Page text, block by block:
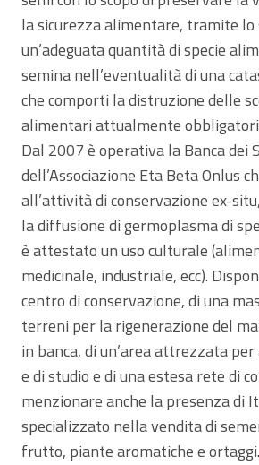
la sicurezza alimentare, tramite lo
un’adeguata quantità di specie
semina nell’eventualità di una
che comporti la distruzione delle
alimentari attualmente
Dal 2007 è operativa la Banca dei
dell’Associazione Eta Beta Onlus
all’attività di conservazione ex-
la diffusione di germoplasma di
è attestato un uso culturale
medicinale, industriale, ecc).
centro di conservazione, di una
terreni per la rigenerazione del
in banca, di un’area attrezzata
e di studio e di una estesa rete di
menzionare anche la presenza di
specializzato nella vendita di
frutto, piante aromatiche e ortaggi.